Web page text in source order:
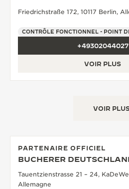
Friedrichstraße 172, 10117 Berlin,
CONTRÔLE FONCTIONNEL - POINT
+49302044027
VOIR PLUS
VOIR
PARTENAIRE OFFICIEL
BUCHERER
Tauentzienstrasse 21 – 24,
Allemagne